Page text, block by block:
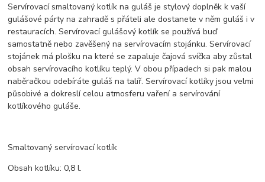
Servírovací smaltovaný kotlík na guláš je stylový doplněk k vaší
gulášové párty na zahradě s přáteli ale dostanete v něm guláš i v
restauracích. Servírovací gulášový kotlík se používá buď
samostatně nebo zavěšený na servírovacím stojánku. Servírovací
stojánek má plošku na které se zapaluje čajová svíčka aby zůstal
obsah servírovacího kotlíku teplý. V obou případech si pak malou
naběračkou odebíráte guláš na talíř. Servírovací kotlíky jsou velmi
působivé a dokreslí celou atmosferu vaření a servírování
kotlíkového guláše.
Smaltovaný servírovací kotlík
Obsah kotlíku: 0,8 l.